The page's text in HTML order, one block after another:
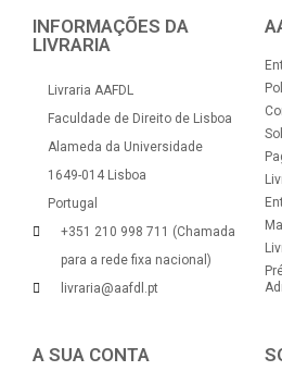
INFORMAÇÕES DA
LIVRARIA
Livraria AAFDL
Faculdade de Direito de Lisboa
Alameda da Universidade
1649-014 Lisboa
Portugal
+351 210 998 711 (Chamada
para a rede fixa nacional)
livraria@aafdl.pt
A SUA CONTA